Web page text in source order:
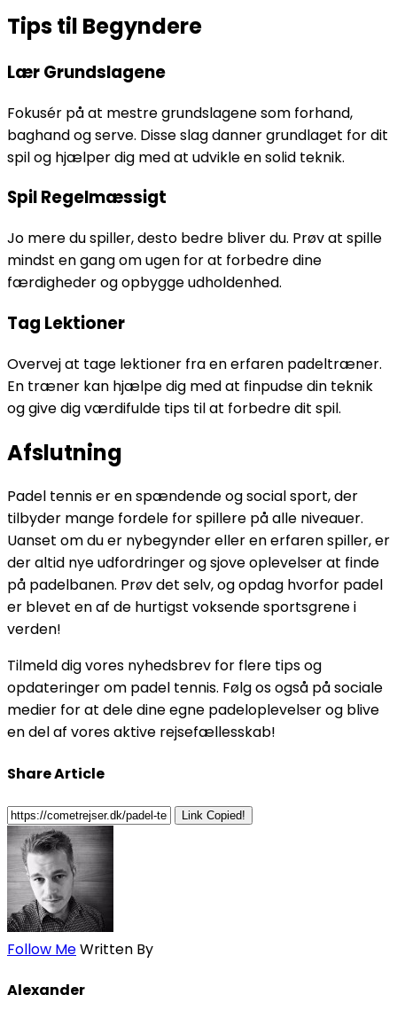
Tips til Begyndere
Lær Grundslagene
Fokusér på at mestre grundslagene som forhand,
baghand og serve. Disse slag danner grundlaget for dit
spil og hjælper dig med at udvikle en solid teknik.
Spil Regelmæssigt
Jo mere du spiller, desto bedre bliver du. Prøv at spille
mindst en gang om ugen for at forbedre dine
færdigheder og opbygge udholdenhed.
Tag Lektioner
Overvej at tage lektioner fra en erfaren padeltræner.
En træner kan hjælpe dig med at finpudse din teknik
og give dig værdifulde tips til at forbedre dit spil.
Afslutning
Padel tennis er en spændende og social sport, der
tilbyder mange fordele for spillere på alle niveauer.
Uanset om du er nybegynder eller en erfaren spiller, er
der altid nye udfordringer og sjove oplevelser at finde
på padelbanen. Prøv det selv, og opdag hvorfor padel
er blevet en af de hurtigst voksende sportsgrene i
verden!
Tilmeld dig vores nyhedsbrev for flere tips og
opdateringer om padel tennis. Følg os også på sociale
medier for at dele dine egne padeloplevelser og blive
en del af vores aktive rejsefællesskab!
Share Article
Link Copied!
Follow MeWritten By
Alexander